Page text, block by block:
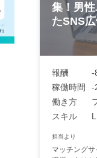
集！男
たSNS
報酬
-
稼働時間
-
働き方
スキル
担当より
マッチング